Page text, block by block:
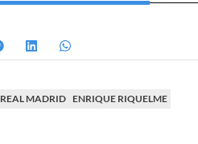
REAL MADRID ENRIQUE RIQUELME